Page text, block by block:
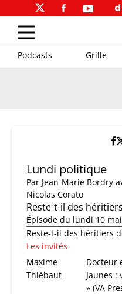
Podcasts Grille
Lundi politique
Par Jean-Marie Bordry
Nicolas Corato
Reste-t-il des
Épisode du lundi 10 mai
Reste-t-il des héritiers
Les invités
Maxime
Thiébaut
Docteur
Jaunes :
» (VA